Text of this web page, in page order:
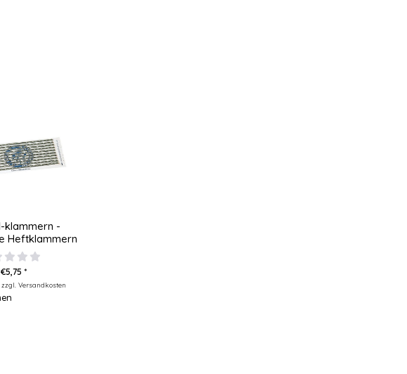
klammern -
Heftklammern
€5,75 *
Versandkosten